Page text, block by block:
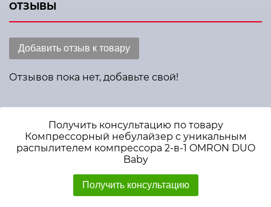
ОТЗЫВЫ
Добавить отзыв к товару
Отзывов пока нет, добавьте свой!
Получить консультацию по товару
Компрессорный небулайзер с уникальным
распылителем компрессора 2-в-1 OMRON DUO
Baby
Получить консультацию